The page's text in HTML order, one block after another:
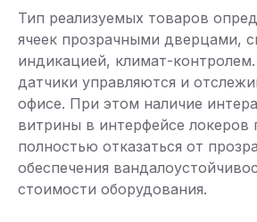
Тип реализуемых товаров
ячеек прозрачными дверцами,
индикацией, климат-
датчики управляются и
офисе. При этом наличие
витрины в интерфейсе локеров
полностью отказаться от
обеспечения
стоимости оборудования.